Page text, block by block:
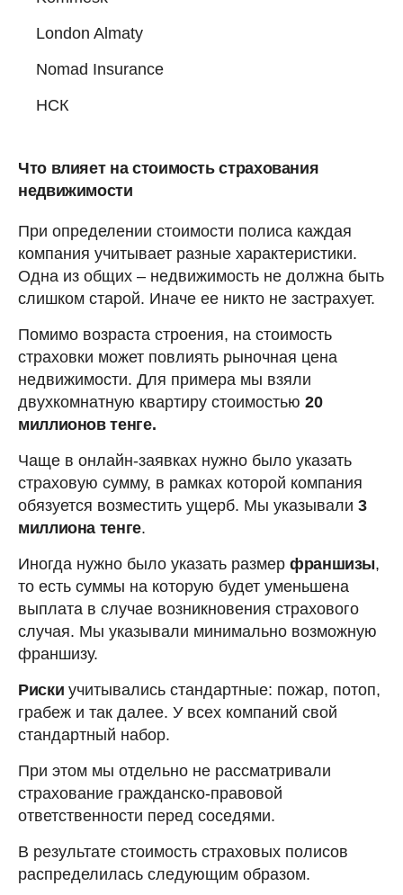
London Almaty
Nomad Insurance
НСК
Что влияет на стоимость страхования
недвижимости
При определении стоимости полиса каждая
компания учитывает разные характеристики.
Одна из общих – недвижимость не должна быть
слишком старой. Иначе ее никто не застрахует.
Помимо возраста строения, на стоимость
страховки может повлиять рыночная цена
недвижимости. Для примера мы взяли
двухкомнатную квартиру стоимостью 20
миллионов тенге.
Чаще в онлайн-заявках нужно было указать
страховую сумму, в рамках которой компания
обязуется возместить ущерб. Мы указывали 3
миллиона тенге.
Иногда нужно было указать размер франшизы,
то есть суммы на которую будет уменьшена
выплата в случае возникновения страхового
случая. Мы указывали минимально возможную
франшизу.
Риски учитывались стандартные: пожар, потоп,
грабеж и так далее. У всех компаний свой
стандартный набор.
При этом мы отдельно не рассматривали
страхование гражданско-правовой
ответственности перед соседями.
В результате стоимость страховых полисов
распределилась следующим образом.